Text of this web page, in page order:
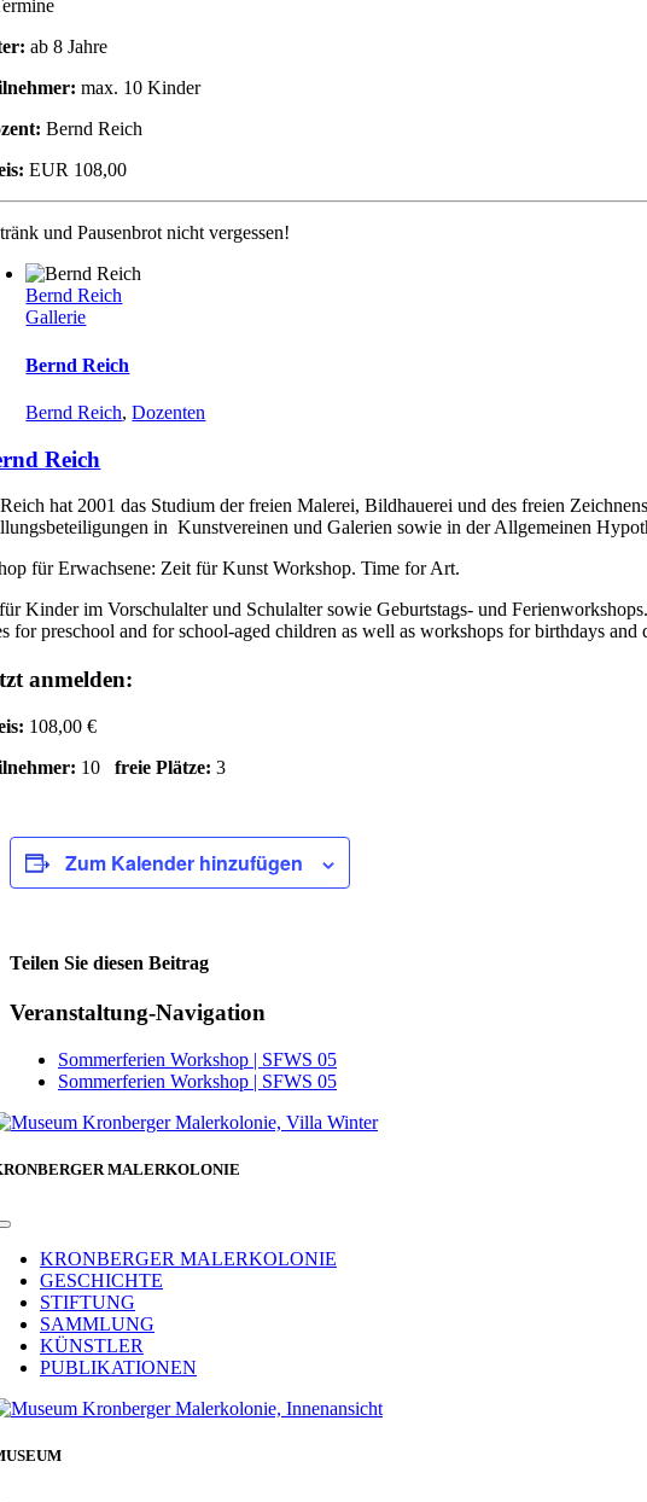
ab 8 Jahre
max. 10 Kinder
Bernd Reich
EUR 108,00
und Pausenbrot nicht vergessen!
Bernd Reich
Gallerie
Bernd Reich
Bernd Reich,Dozenten
Reich
hat 2001 das Studium der freien Malerei, Bildhauerei und des freien
in Kunstvereinen und Galerien sowie in der Allgemeinen
für Erwachsene: Zeit für Kunst Workshop. Time for Art.
Kinder im Vorschulalter und Schulalter sowie Geburtstags- und Ferienworkshops.
for preschool and for school-aged children as well as workshops for birthdays and
anmelden:
108,00 €
10freie Plätze: 3
Zum Kalender hinzufügen
Teilen Sie diesen Beitrag
Facebook
Veranstaltung-Navigation
Sommerferien Workshop | SFWS 05
Sommerferien Workshop | SFWS 05
MALERKOLONIE
Toggle
NavigationKRONBERGER MALERKOLONIE
GESCHICHTE
STIFTUNG
SAMMLUNG
KÜNSTLER
PUBLIKATIONEN